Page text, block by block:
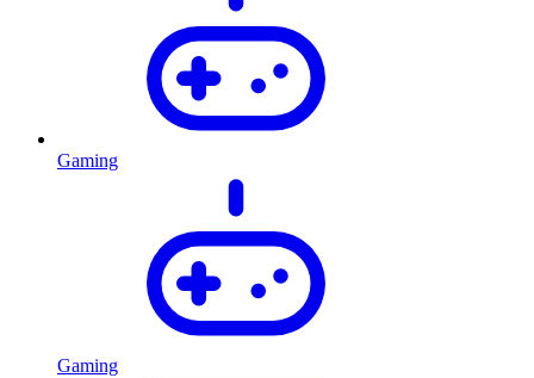
Gaming
Gaming